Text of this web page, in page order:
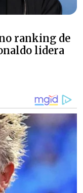
ranking de
lidera